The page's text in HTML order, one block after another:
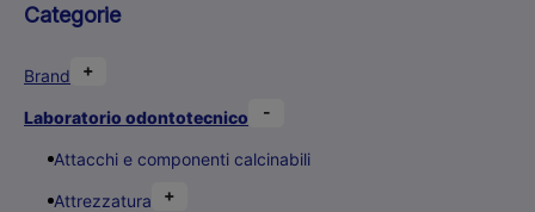
Categorie
Brand +
Laboratorio odontotecnico -
Attacchi e componenti calcinabili
Attrezzatura +